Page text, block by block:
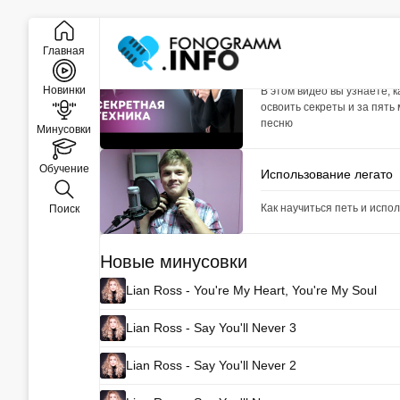
Главная
Новинки
Минусовки
Обучение
Поиск
Закрыть
Уникальные приёмы,
В этом видео вы узнаете,
освоить секреты и за
песню
Использование легато
Как научиться петь и
Новые минусовки
Lian Ross - You're My Heart, You're My Soul
Lian Ross - Say You'll Never 3
Lian Ross - Say You'll Never 2